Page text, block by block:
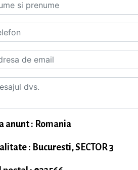
anunt : Romania
: Bucuresti, SECTOR 3